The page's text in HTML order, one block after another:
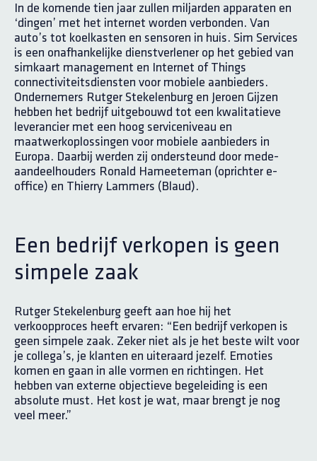
In de komende tien jaar zullen miljarden apparaten en
‘dingen’ met het internet worden verbonden. Van
auto’s tot koelkasten en sensoren in huis. Sim Services
is een onafhankelijke dienstverlener op het gebied van
simkaart management en Internet of Things
connectiviteitsdiensten voor mobiele aanbieders.
Ondernemers Rutger Stekelenburg en Jeroen Gijzen
hebben het bedrijf uitgebouwd tot een kwalitatieve
leverancier met een hoog serviceniveau en
maatwerkoplossingen voor mobiele aanbieders in
Europa. Daarbij werden zij ondersteund door mede-
aandeelhouders Ronald Hameeteman (oprichter e-
office) en Thierry Lammers (Blaud).
Een bedrijf verkopen is geen
simpele zaak
Rutger Stekelenburg geeft aan hoe hij het
verkoopproces heeft ervaren: “Een bedrijf verkopen is
geen simpele zaak. Zeker niet als je het beste wilt voor
je collega’s, je klanten en uiteraard jezelf. Emoties
komen en gaan in alle vormen en richtingen. Het
hebben van externe objectieve begeleiding is een
absolute must. Het kost je wat, maar brengt je nog
veel meer.”